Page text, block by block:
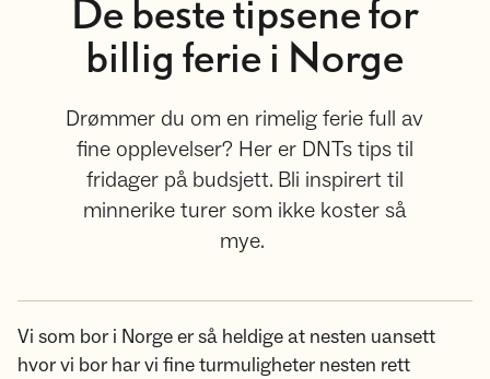
De beste tipsene for
billig ferie i Norge
Drømmer du om en rimelig ferie full av
fine opplevelser? Her er DNTs tips til
fridager på budsjett. Bli inspirert til
minnerike turer som ikke koster så
mye.
Vi som bor i Norge er så heldige at nesten uansett
hvor vi bor har vi fine turmuligheter nesten rett